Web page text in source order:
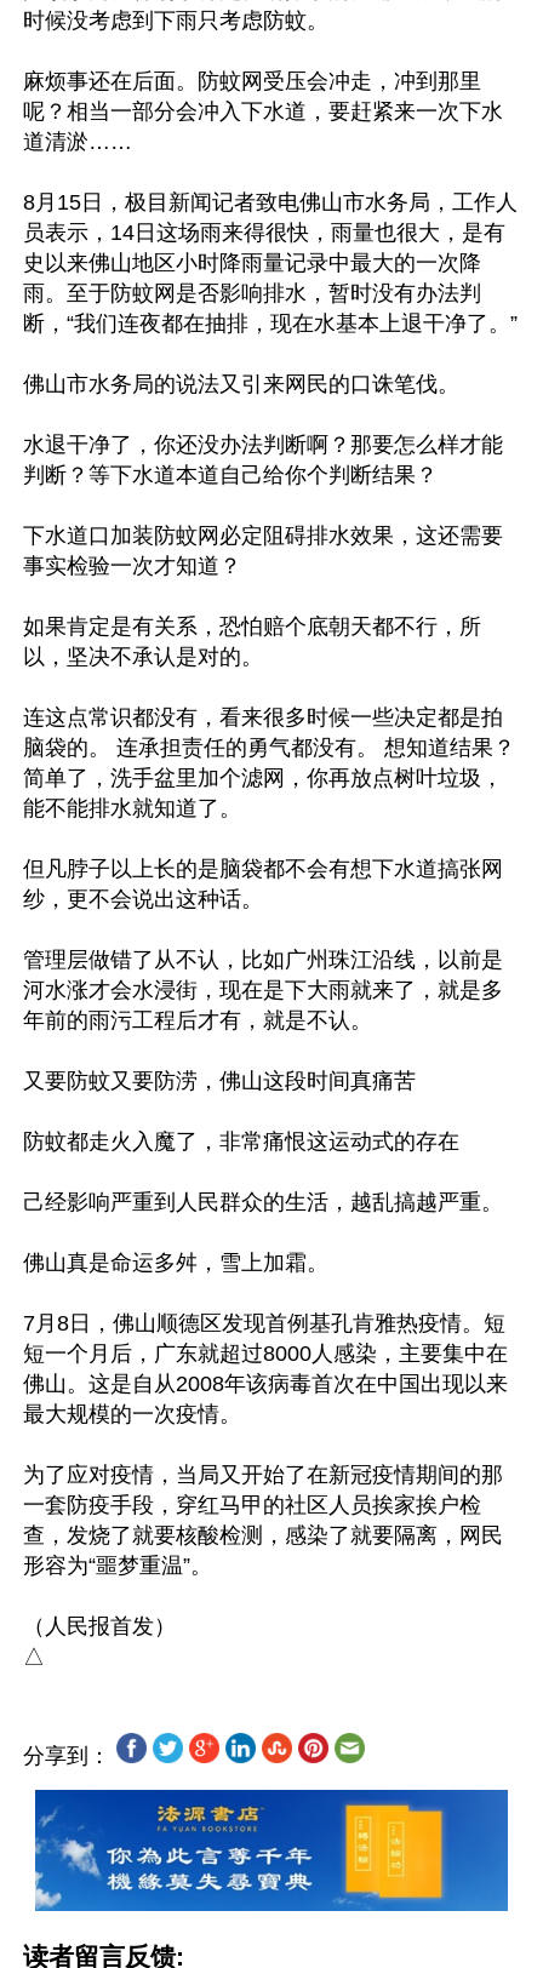
时候没考虑到下雨只考虑防蚊。
麻烦事还在后面。防蚊网受压会冲走，冲到那里
呢？相当一部分会冲入下水道，要赶紧来一次下水
道清淤……
8月15日，极目新闻记者致电佛山市水务局，工作人
员表示，14日这场雨来得很快，雨量也很大，是有
史以来佛山地区小时降雨量记录中最大的一次降
雨。至于防蚊网是否影响排水，暂时没有办法判
断，“我们连夜都在抽排，现在水基本上退干净了。”
佛山市水务局的说法又引来网民的口诛笔伐。
水退干净了，你还没办法判断啊？那要怎么样才能
判断？等下水道本道自己给你个判断结果？
下水道口加装防蚊网必定阻碍排水效果，这还需要
事实检验一次才知道？
如果肯定是有关系，恐怕赔个底朝天都不行，所
以，坚决不承认是对的。
连这点常识都没有，看来很多时候一些决定都是拍
脑袋的。 连承担责任的勇气都没有。 想知道结果？
简单了，洗手盆里加个滤网，你再放点树叶垃圾，
能不能排水就知道了。
但凡脖子以上长的是脑袋都不会有想下水道搞张网
纱，更不会说出这种话。
管理层做错了从不认，比如广州珠江沿线，以前是
河水涨才会水浸街，现在是下大雨就来了，就是多
年前的雨污工程后才有，就是不认。
又要防蚊又要防涝，佛山这段时间真痛苦
防蚊都走火入魔了，非常痛恨这运动式的存在
己经影响严重到人民群众的生活，越乱搞越严重。
佛山真是命运多舛，雪上加霜。
7月8日，佛山顺德区发现首例基孔肯雅热疫情。短
短一个月后，广东就超过8000人感染，主要集中在
佛山。这是自从2008年该病毒首次在中国出现以来
最大规模的一次疫情。
为了应对疫情，当局又开始了在新冠疫情期间的那
一套防疫手段，穿红马甲的社区人员挨家挨户检
查，发烧了就要核酸检测，感染了就要隔离，网民
形容为“噩梦重温”。
（人民报首发）
分享到：
读者留言反馈: